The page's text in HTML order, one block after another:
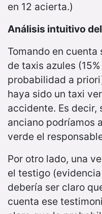
en 12 acierta.)
Análisis intuitivo
Tomando en
de taxis azules
probabilidad a
haya sido un taxi
accidente. Es decir,
anciano podríamos
verde el
Por otro lado, una
el testigo
debería ser claro
cuenta ese